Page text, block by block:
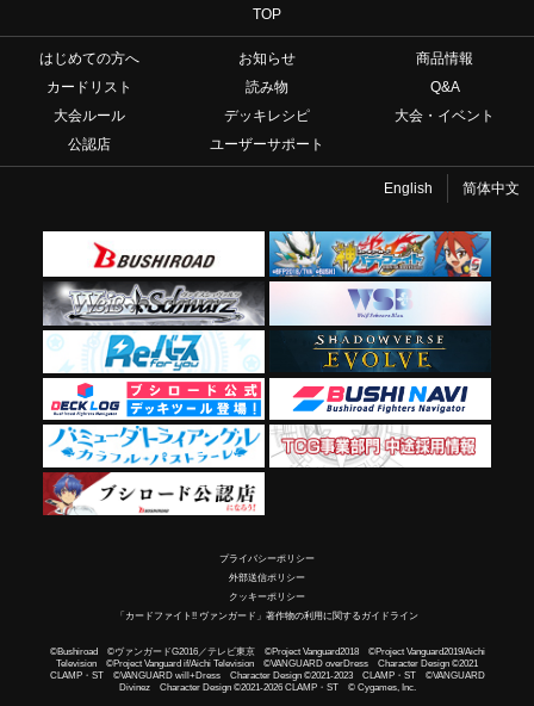
TOP
はじめての方へ お知らせ
商品情報
カードリスト
読み物
Q&A
大会ルール
デッキレシピ
大会・イベント
公認店
ユーザーサポート
English 简体中文
プライバシーポリシー
外部送信ポリシー
クッキーポリシー
「カードファイト!! ヴァンガード」著作物の利用に関するガイドライン
©Bushiroad ©ヴァンガードG2016／テレビ東京 ©Project Vanguard2018 ©Project Vanguard2019/Aichi
Television ©Project Vanguard if/Aichi Television ©VANGUARD overDress Character Design ©2021
CLAMP・ST ©VANGUARD will+Dress Character Design ©2021-2023 CLAMP・ST ©VANGUARD
Divinez Character Design ©2021-2026 CLAMP・ST © Cygames, Inc.